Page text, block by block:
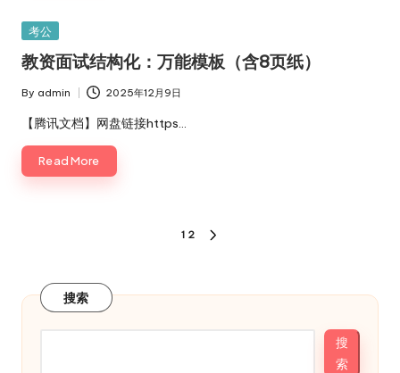
Posted
考公
教资面试结构化：万能模板（含8页纸）
Posted
by
By admin 2025年12月9日
【腾讯文档】网盘链接https…
Read More
分
1 2
搜索
搜
索